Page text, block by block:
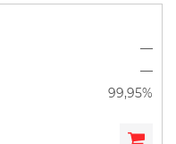
—
—
99,95%